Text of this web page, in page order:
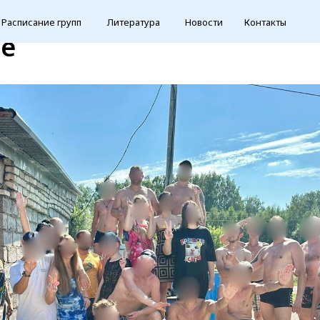
Контакты
Расписание групп Литература Новости
Анонимных